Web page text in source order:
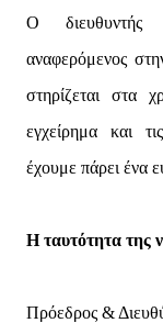
Ο διευθυντής
αναφερόμενος
στηρίζεται στα
εγχείρημα και
έχουμε πάρει ένα
Η ταυτότητα της
Πρόεδρος &